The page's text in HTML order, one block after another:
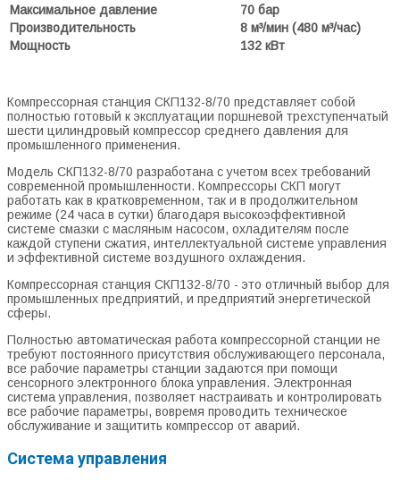
Максимальное давление
70 бар
Производительность
8 м³/мин (480 м³/час)
Мощность
132 кВт
Компрессорная станция СКП132-8/70 представляет собой
полностью готовый к эксплуатации поршневой трехступенчатый
шести цилиндровый компрессор среднего давления для
промышленного применения.
Модель СКП132-8/70 разработана с учетом всех требований
современной промышленности. Компрессоры СКП могут
работать как в кратковременном, так и в продолжительном
режиме (24 часа в сутки) благодаря высокоэффективной
системе смазки с масляным насосом, охладителям после
каждой ступени сжатия, интеллектуальной системе управления
и эффективной системе воздушного охлаждения.
Компрессорная станция СКП132-8/70 - это отличный выбор для
промышленных предприятий, и предприятий энергетической
сферы.
Полностью автоматическая работа компрессорной станции не
требуют постоянного присутствия обслуживающего персонала,
все рабочие параметры станции задаются при помощи
сенсорного электронного блока управления. Электронная
система управления, позволяет настраивать и контролировать
все рабочие параметры, вовремя проводить техническое
обслуживание и защитить компрессор от аварий.
Система управления